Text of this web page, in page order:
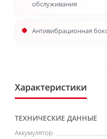
обслуживания
Антивибрационная
Характеристики
ТЕХНИЧЕСКИЕ ДАННЫЕ
Аккумулятор